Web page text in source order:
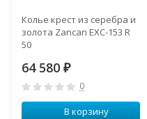
Колье крест из серебра и
золота Zancan EXC-153 R
50
64 580 ₽
0
В корзину